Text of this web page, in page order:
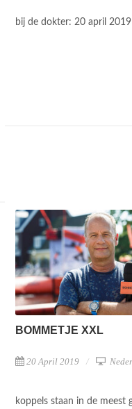
bij de dokter: 20 april 2019
BOMMETJE XXL
20 April 2019
koppels staan in de meest